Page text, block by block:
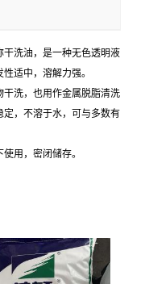
干洗油，是一种无色透明液
性适中，溶解力强。
干洗，也用作金属脱脂清洗
，不溶于水，可与多数有
用，密闭储存。